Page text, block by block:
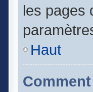
les pages
Haut